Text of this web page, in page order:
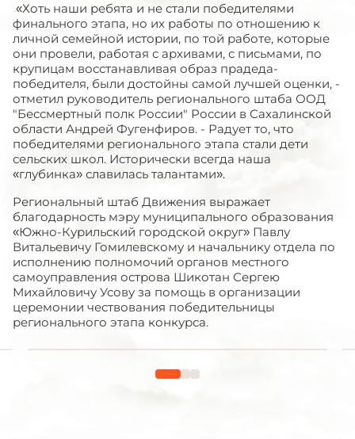
«Хоть наши ребята и не стали победителями
финального этапа, но их работы по отношению к
личной семейной истории, по той работе, которые
они провели, работая с архивами, с письмами, по
крупицам восстанавливая образ прадеда-
победителя, были достойны самой лучшей оценки, -
отметил руководитель регионального штаба ООД
"Бессмертный полк России" России в Сахалинской
области Андрей Фугенфиров. - Радует то, что
победителями регионального этапа стали дети
сельских школ. Исторически всегда наша
«глубинка» славилась талантами».
Региональный штаб Движения выражает
благодарность мэру муниципального образования
«Южно-Курильский городской округ» Павлу
Витальевичу Гомилевскому и начальнику отдела по
исполнению полномочий органов местного
самоуправления острова Шикотан Сергею
Михайловичу Усову за помощь в организации
церемонии чествования победительницы
регионального этапа конкурса.